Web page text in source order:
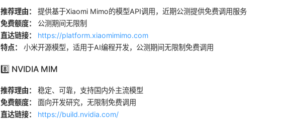
推荐理由：
提供基于Xiaomi Mimo的模型API调用，近期公测提供免费调用服务
免费额度：
公测期间无限制
直达链接：
https://platform.xiaomimimo.com
特点：
小米开源模型，适用于AI编程开发，公测期间无限制免费调用
8️⃣ NVIDIA MIM
推荐理由：
稳定、可靠，支持国内外主流模型
免费额度：
面向开发研究，无限制免费调用
直达链接：
https://build.nvidia.com/